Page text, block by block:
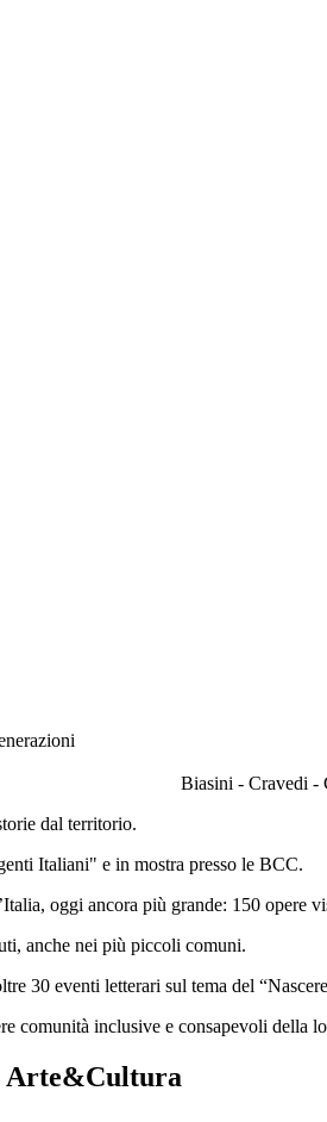
Biasini - Cravedi -
dal territorio.
Italiani" e in mostra presso le BCC.
oggi ancora più grande: 150 opere
anche nei più piccoli comuni.
30 eventi letterari sul tema del
comunità inclusive e consapevoli della
Arte&Cultura